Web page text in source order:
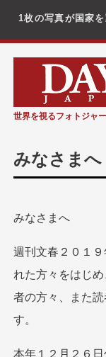
1枚の写真が国家
ン
へ
ッ
世界を視るフォトジャ
みなさまへ
みなさまへ
週刊文春２０１
れた方々をはじ
者の方々、また
す。
本年１２月２６